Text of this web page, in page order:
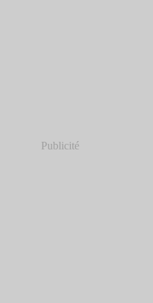
Publicité